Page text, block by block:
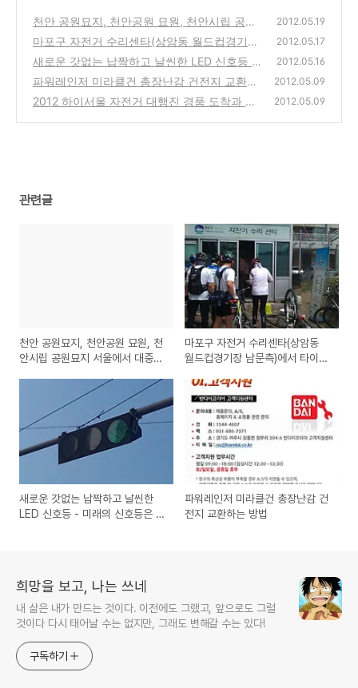
천안 공원묘지, 천안공원 묘원, 천안시립 공원
묘지 서울에서 대중교통편(지하철, 버스, 고속
버스)으로 가는 방법 교통편 안내
(0)
2012.05.19
마포구 자전거 수리센타(상암동 월드컵경기장
남문측)에서 타이어 펑크 500원에 수리
(1)
2012.05.17
새로운 갓없는 납짝하고 날씬한 LED 신호등 -
미래의 신호등은 어떨까?
(0)
2012.05.16
파워레인저 미라클건 총장난감 건전지 교환하
는 방법
(0)
2012.05.09
2012 하이서울 자전거 대행진 경품 도착과 주
2012.05.09
관련글
천안 공원묘지, 천안공원 묘원, 천
안시립 공원묘지 서울에서 대중교
가는 방법 교통편 안내
마포구 자전거 수리센타(상암동
월드컵경기장 남문측)에서 타이어
새로운 갓없는 납짝하고 날씬한
LED 신호등 - 미래의 신호등은 어
파워레인저 미라클건 총장난감 건
전지 교환하는 방법
희망을 보고, 나는 쓰네
내 삶은 내가 만드는 것이다. 이전에도 그랬고, 앞으로도 그럴
것이다 다시 태어날 수는 없지만, 그래도 변해갈 수는 있다!
구독하기